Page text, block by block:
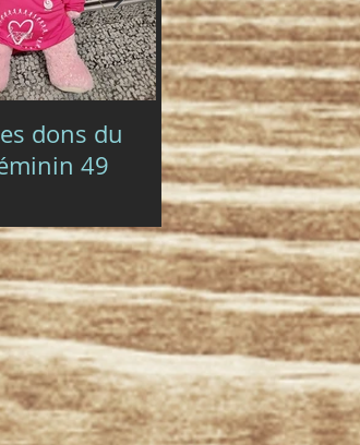
dons du
49
Chope & Cie